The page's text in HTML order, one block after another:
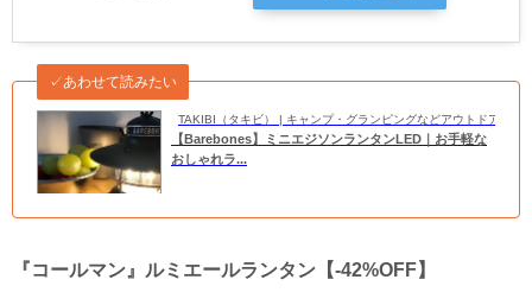
TAKIBI（タキビ） | キャンプ・グランピングなどアウトドアの総
✓あわせて読みたい
【Barebones】ミニエジソンランタンLED｜お手軽な
おしゃれラ...
『コールマン』ルミエールランタン【-42%OFF】